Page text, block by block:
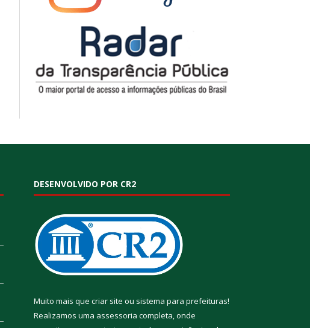
DESENVOLVIDO POR CR2
Muito mais que criar site ou sistema para prefeituras!
Realizamos uma assessoria completa, onde